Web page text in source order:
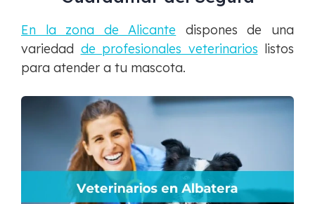
En la zona de Alicante dispones de una
variedad de profesionales veterinarios listos
para atender a tu mascota.